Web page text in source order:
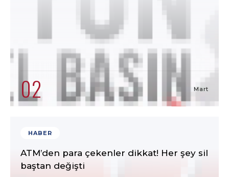
02 Mart
HABER
ATM’den para çekenler dikkat! Her şey sil
baştan değişti